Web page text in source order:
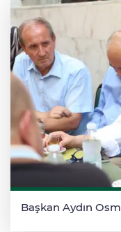
Başkan Aydın